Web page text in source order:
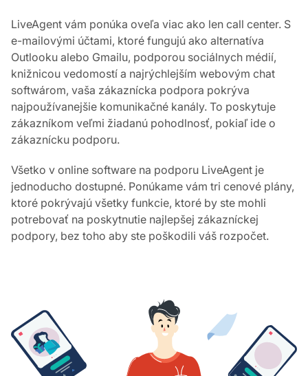
LiveAgent vám ponúka oveľa viac ako len call center. S
e-mailovými účtami, ktoré fungujú ako alternatíva
Outlooku alebo Gmailu, podporou sociálnych médií,
knižnicou vedomostí a najrýchlejším webovým chat
softwárom, vaša zákaznícka podpora pokrýva
najpoužívanejšie komunikačné kanály. To poskytuje
zákazníkom veľmi žiadanú pohodlnosť, pokiaľ ide o
zákaznícku podporu.
Všetko v online software na podporu LiveAgent je
jednoducho dostupné. Ponúkame vám tri cenové plány,
ktoré pokrývajú všetky funkcie, ktoré by ste mohli
potrebovať na poskytnutie najlepšej zákazníckej
podpory, bez toho aby ste poškodili váš rozpočet.